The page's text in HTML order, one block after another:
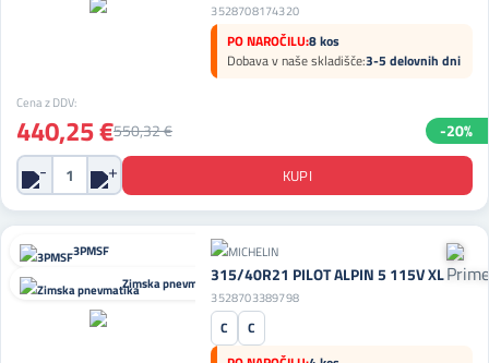
3528708174320
PO NAROČILU:8 kos
Dobava v naše skladišče:3-5 delovnih dni
Cena z DDV:
440,25 €550,32 € -20%
3PMSF
Zimska pnevmatika315/40R21 PILOT ALPIN 5 115V XL
3528703389798
C
C